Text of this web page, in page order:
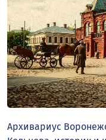
Архивариус